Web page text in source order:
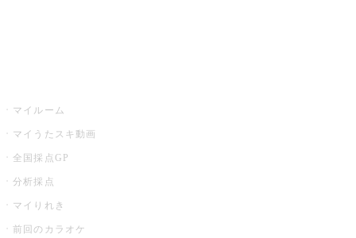
マイルーム
マイうたスキ動画
全国採点GP
分析採点
マイりれき
前回のカラオケ